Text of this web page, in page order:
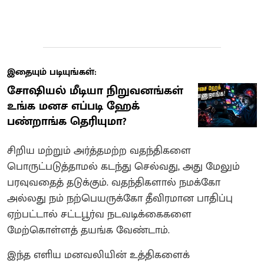
இதையும் படியுங்கள்:
சோஷியல் மீடியா நிறுவனங்கள்
உங்க மனச எப்படி ஹேக்
பண்றாங்க தெரியுமா?
சிறிய மற்றும் அர்த்தமற்ற வதந்திகளை
பொருட்படுத்தாமல் கடந்து செல்வது, அது மேலும்
பரவுவதைத் தடுக்கும். வதந்திகளால் நமக்கோ
அல்லது நம் நற்பெயருக்கோ தீவிரமான பாதிப்பு
ஏற்பட்டால் சட்டபூர்வ நடவடிக்கைகளை
மேற்கொள்ளத் தயங்க வேண்டாம்.
இந்த எளிய மனவலியின் உத்திகளைக்